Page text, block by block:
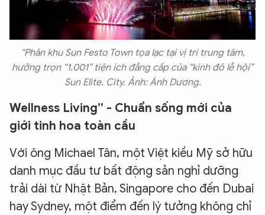
“Phân khu Sun Festo Town tọa lạc tại vị trí trung tâm,
hưởng trọn “1.001” tiện ích đẳng cấp của “kinh đô lễ hội”
Sun Elite. City. Ảnh: Ánh Dương.
Wellness Living” - Chuẩn sống mới của
giới tinh hoa toàn cầu
Với ông Michael Tân, một Việt kiều Mỹ sở hữu
danh mục đầu tư bất động sản nghỉ dưỡng
trải dài từ Nhật Bản, Singapore cho đến Dubai
hay Sydney, một điểm đến lý tưởng không chỉ